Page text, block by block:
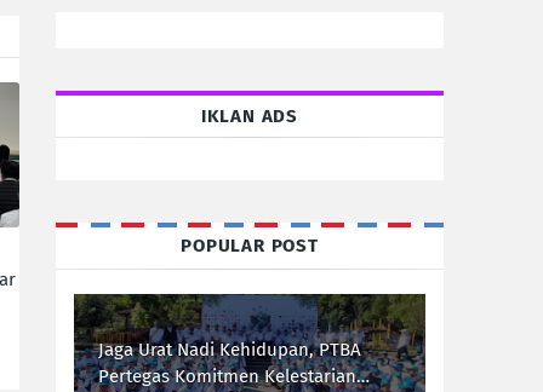
IKLAN ADS
POPULAR POST
Jaga Urat Nadi Kehidupan, PTBA
Pertegas Komitmen Kelestarian